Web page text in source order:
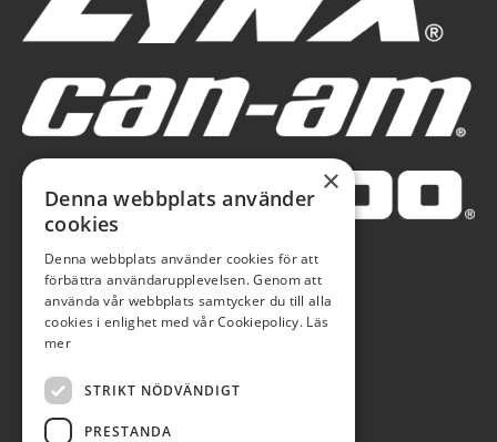
×
Denna webbplats använder
cookies
Denna webbplats använder cookies för att
förbättra användarupplevelsen. Genom att
använda vår webbplats samtycker du till alla
cookies i enlighet med vår Cookiepolicy. Läs
mer
STRIKT NÖDVÄNDIGT
PRESTANDA